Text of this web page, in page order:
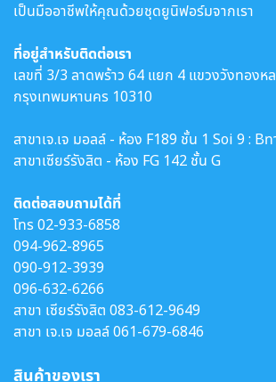
เป็นมืออาชีพให้คุณด้วยชุดยูนิฟอร์มจากเรา
ที่อยู่สำหรับติดต่อเรา
เลขที่ 3/3 ลาดพร้าว 64 แยก 4 แขวงวังทองห
กรุงเทพมหานคร 10310
สาขาเจ.เจ มอลล์ - ห้อง F189 ชั้น 1 Soi 9 : B
สาขาเซียร์รังสิต - ห้อง FG 142 ชั้น G
ติดต่อสอบถามได้ที่
โทร02-933-6858
094-962-8965
090-912-3939
096-632-6266
สาขา เซียร์รังสิต 083-612-9649
สาขา เจ.เจ มอลล์061-679-6846
สินค้าของเรา